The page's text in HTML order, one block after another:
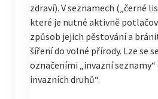
zdraví). V seznamech („černé
které je nutné aktivně
způsob jejich pěstování a
šíření do volné přírody. Lze se
označeními „invazní
invazních druhů“.